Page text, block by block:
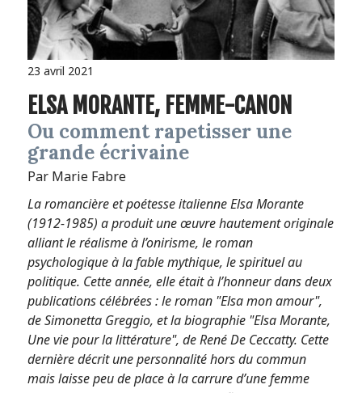
23 avril 2021
ELSA MORANTE, FEMME-CANON
Ou comment rapetisser une
grande écrivaine
Par Marie Fabre
La romancière et poétesse italienne Elsa Morante
(1912-1985) a produit une œuvre hautement originale
alliant le réalisme à l’onirisme, le roman
psychologique à la fable mythique, le spirituel au
politique. Cette année, elle était à l’honneur dans deux
publications célébrées : le roman "Elsa mon amour",
de Simonetta Greggio, et la biographie "Elsa Morante,
Une vie pour la littérature", de René De Ceccatty. Cette
dernière décrit une personnalité hors du commun
mais laisse peu de place à la carrure d’une femme